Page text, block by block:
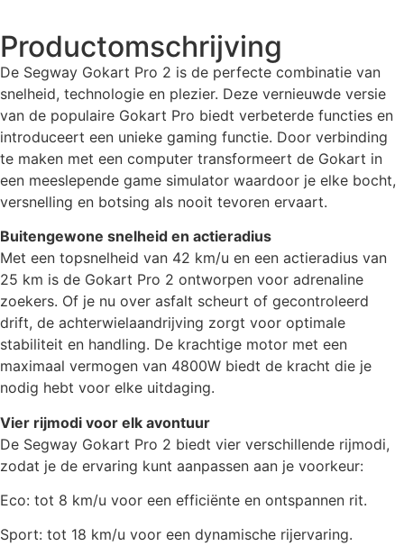
Productomschrijving
De Segway Gokart Pro 2 is de perfecte combinatie van
snelheid, technologie en plezier. Deze vernieuwde versie
van de populaire Gokart Pro biedt verbeterde functies en
introduceert een unieke gaming functie. Door verbinding
te maken met een computer transformeert de Gokart in
een meeslepende game simulator waardoor je elke bocht,
versnelling en botsing als nooit tevoren ervaart.
Buitengewone snelheid en actieradius
Met een topsnelheid van 42 km/u en een actieradius van
25 km is de Gokart Pro 2 ontworpen voor adrenaline
zoekers. Of je nu over asfalt scheurt of gecontroleerd
drift, de achterwielaandrijving zorgt voor optimale
stabiliteit en handling. De krachtige motor met een
maximaal vermogen van 4800W biedt de kracht die je
nodig hebt voor elke uitdaging.
Vier rijmodi voor elk avontuur
De Segway Gokart Pro 2 biedt vier verschillende rijmodi,
zodat je de ervaring kunt aanpassen aan je voorkeur:
Eco: tot 8 km/u voor een efficiënte en ontspannen rit.
Sport: tot 18 km/u voor een dynamische rijervaring.